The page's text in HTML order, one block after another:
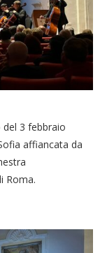
del 3 febbraio
affiancata da
Roma.